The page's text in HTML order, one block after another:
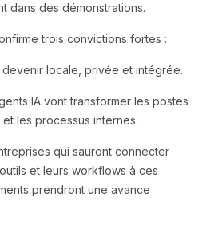
dans des démonstrations.
trois convictions fortes :
devenir locale, privée et intégrée.
IA vont transformer les postes
les processus internes.
qui sauront connecter
et leurs workflows à ces
prendront une avance